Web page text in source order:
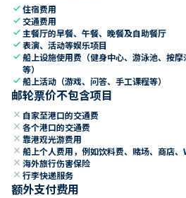
check住宿费用
check 交通费用
check 主餐厅的早餐、午餐、晚餐及自助餐厅
check表演、活动等娱乐项目
check船上设施使用费（健身中心、游泳池、按
等）
check船上活动（游戏、问答、手工课程等）
邮轮票价不包含项目
close 自家至港口的交通费
close 各个港口的交通费
close 靠港观光游费用
close 船上个人费用，例如饮料费、赌场、商店
close 海外旅行伤害保险
close 行李快递服务
额外支付费用